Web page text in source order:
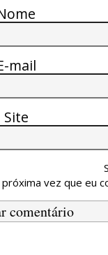
mail
Site
vez que eu